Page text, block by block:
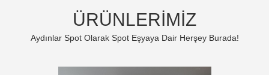
ÜRÜNLERİMİZ
Aydınlar Spot Olarak Spot Eşyaya Dair Herşey Burada!